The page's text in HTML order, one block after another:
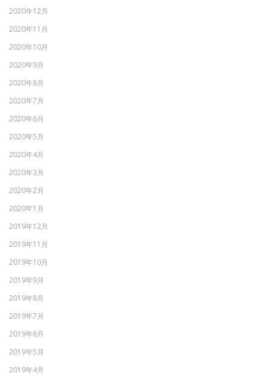
2020年12月
2020年11月
2020年10月
2020年9月
2020年8月
2020年7月
2020年6月
2020年5月
2020年4月
2020年3月
2020年2月
2020年1月
2019年12月
2019年11月
2019年10月
2019年9月
2019年8月
2019年7月
2019年6月
2019年5月
2019年4月